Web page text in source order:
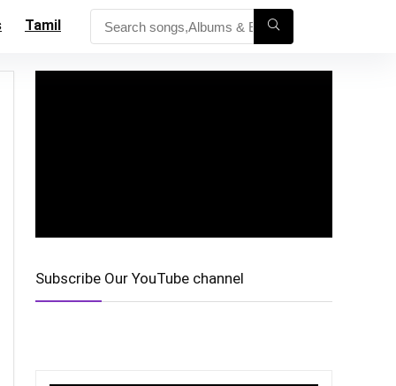
Tamil
Subscribe Our YouTube channel